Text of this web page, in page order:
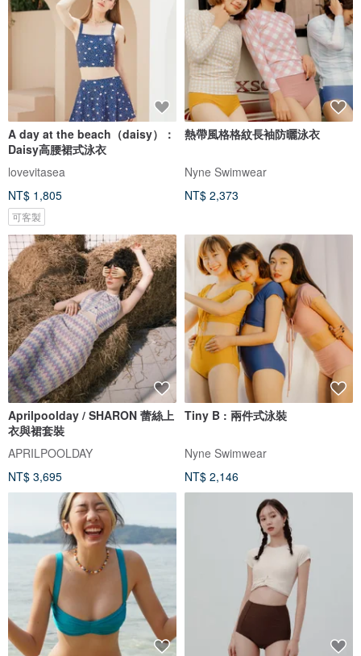
A day at the beach（daisy）：
Daisy高腰裙式泳衣
lovevitasea
NT$ 1,805
可客製
熱帶風格格紋長袖防曬泳衣
Nyne Swimwear
NT$ 2,373
Aprilpoolday / SHARON 蕾絲上
衣與裙套裝
APRILPOOLDAY
NT$ 3,695
Tiny B : 兩件式泳裝
Nyne Swimwear
NT$ 2,146